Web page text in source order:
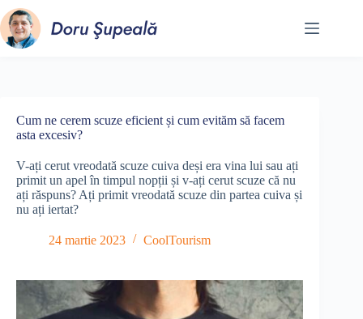
Sari
la
conținut
Cum ne cerem scuze eficient și cum evităm să facem
asta excesiv?
V-ați cerut vreodată scuze cuiva deși era vina lui sau ați
primit un apel în timpul nopții și v-ați cerut scuze că nu
ați răspuns? Ați primit vreodată scuze din partea cuiva și
nu ați iertat?
24 martie 2023 CoolTourism